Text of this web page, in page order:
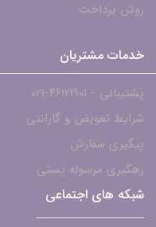
روش پرداخت
خدمات مشتریان
پشتیبانی - ۴۶۱۲۱۹۰۱-021
شرایط تعویض و گارانتی
پیگیری سفارش
رهگیری مرسوله پستی
شبکه های اجتماعی